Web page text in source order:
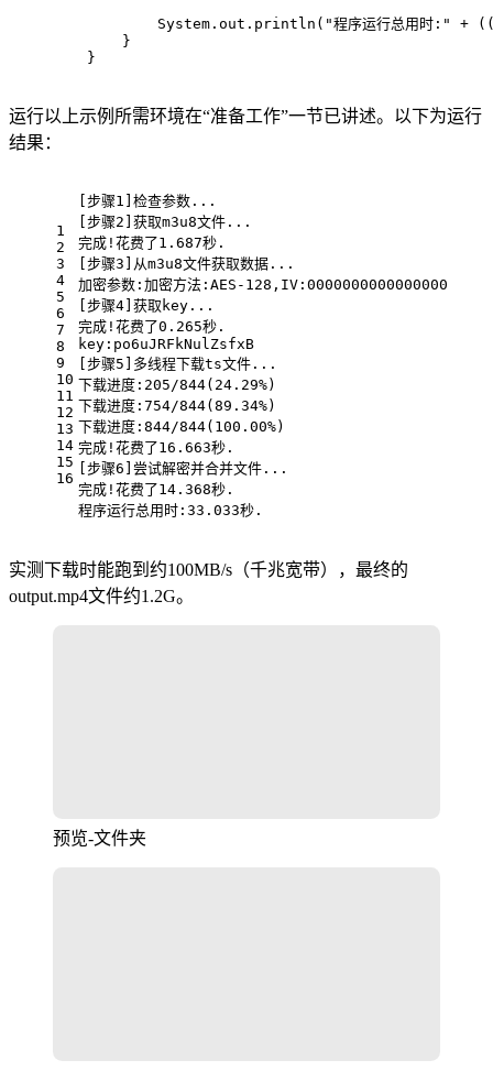
        System.out.println(
"程序运行总用时:"
+
    }
}
运行以上示例所需环境在“准备工作”一节已讲述。以下为运行
结果：
1
2
3
4
5
6
7
8
9
10
11
12
13
14
15
16
[步骤1]检查参数...
[步骤2]获取m3u8文件...
完成!花费了1.687秒.
[步骤3]从m3u8文件获取数据...
加密参数:加密方法:AES-128,IV:0000000000000000
[步骤4]获取key...
完成!花费了0.265秒.
key:po6uJRFkNulZsfxB
[步骤5]多线程下载ts文件...
下载进度:205/844(24.29%)
下载进度:754/844(89.34%)
下载进度:844/844(100.00%)
完成!花费了16.663秒.
[步骤6]尝试解密并合并文件...
完成!花费了14.368秒.
程序运行总用时:33.033秒.
实测下载时能跑到约100MB/s（千兆宽带），最终的
output.mp4文件约1.2G。
预览-文件夹